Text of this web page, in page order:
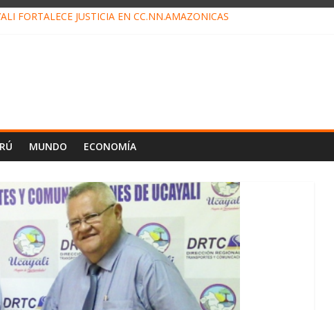
FORTALECE JUSTICIA EN CC.NN.AMAZÓNICAS
MUNDO ECONOMÍA